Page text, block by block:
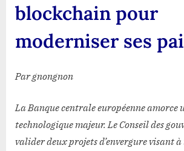
moderniser
paiements
blockchain pour
moderniser ses
Par gnongnon
La Banque centrale européenne amorce
technologique majeur. Le Conseil des
valider deux projets d’envergure visant